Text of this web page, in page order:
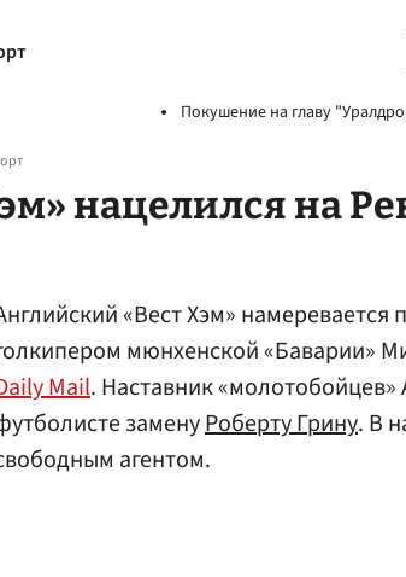
Покушение на главу
нацелился на
«Вест Хэм»
мюнхенской «Баварии»
Mail. Наставник
заменуРоберту Грину. В
агентом.